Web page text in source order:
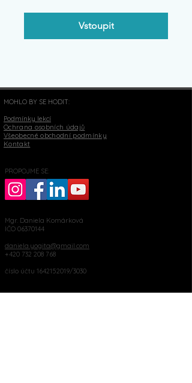
Vstoupit
MOHLO BY SE HODIT:
Podmínky lekcí
Ochrana osobních údajů
Všeobecné obchodní podmínky
Kontakt
PROPOJME SE:
Mgr. Daniela Komárková
IČO 06370144
daniela.yogita@gmail.com
+420 732 208 768
číslo účtu 1642152019/3030